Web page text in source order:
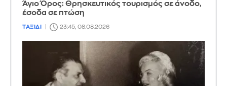
Άγιο Όρος: Θρησκευτικός τουρισμός σε άνοδο,
έσοδα σε πτώση
ΤΑΞΙΔΙ 23:45, 08.08.2026